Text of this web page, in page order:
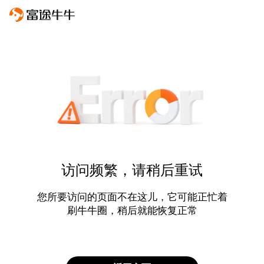
访问频繁，请稍后重试
您所要访问的页面不在这儿，它可能正忙着
刷牛牛圈，稍后就能恢复正常